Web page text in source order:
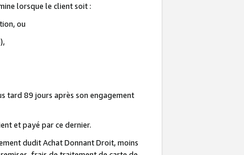
lorsque le client soit :
ou
tard 89 jours après son engagement
et payé par ce dernier.
dudit Achat Donnant Droit, moins